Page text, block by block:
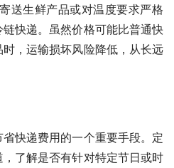
送生鲜产品或对温度要求严格
快递。虽然价格可能比普通快
，运输损坏风险降低，从长远
快递费用的一个重要手段。定
了解是否有针对特定节日或时